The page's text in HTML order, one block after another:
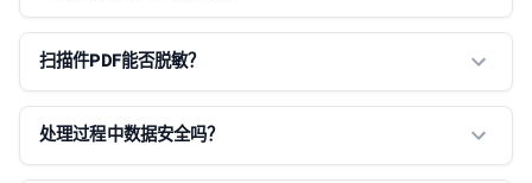
扫描件PDF能否脱敏？
处理过程中数据安全吗？